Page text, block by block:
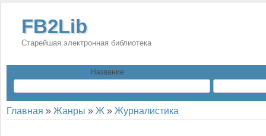
FB2Lib
Старейшая электронная библиотека
Название
Главная » Жанры » Ж » Журналистика